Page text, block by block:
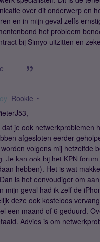
over dit onderwerp en
en in mijn geval zelfs
het probleem
bij Simyo uitzitten en
Rookie
dat je ook netwerkproblemen
afgesloten eerder
volgens mij hetzelfde
Je kan ook bij het KPN
hebben). Het is wat
is het eenvoudiger om
mijn geval had ik zelf de
deze ook kosteloos
een maand of 6 geduurd.
Advies is om